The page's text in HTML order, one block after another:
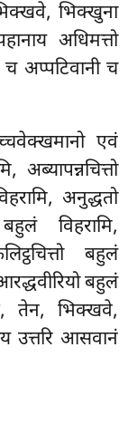
भिक्खुना
अधिमत्तो
च अप्पटिवानी च
एवं
अनुद्धतो
विहरामि,
बहुलं
बहुलं
तेन, भिक्खवे,
उत्तरि आसवानं